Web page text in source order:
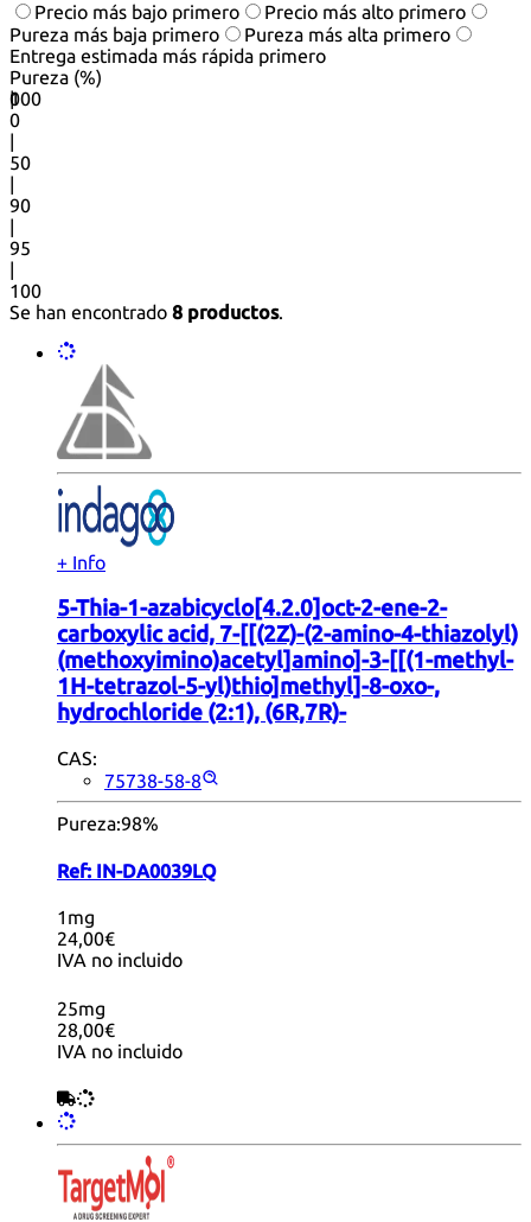
Precio más bajo primero
Precio más alto primero
Pureza más baja primero
Pureza más alta primero
Entrega estimada más rápida primero
Pureza (%)
0
100
|
0
|
50
|
90
|
95
|
100
Se han encontrado 8 productos.
+ Info
5-Thia-1-azabicyclo[4.2.0]oct-2-ene-2-
carboxylic acid, 7-[[(2Z)-(2-amino-4-thiazolyl)
(methoxyimino)acetyl]amino]-3-[[(1-methyl-
1H-tetrazol-5-yl)thio]methyl]-8-oxo-,
hydrochloride (2:1), (6R,7R)-
CAS:
75738-58-8
Pureza:98%
Ref: IN-DA0039LQ
1mg
24,00€
IVA no incluido
25mg
28,00€
IVA no incluido